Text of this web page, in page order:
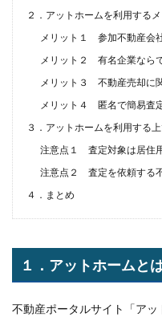
２．アットホームを利用するメ
メリット１ 参加不動産会
メリット２ 有名企業なら
メリット３ 不動産売却に
メリット４ 匿名で簡易査
３．アットホームを利用する
注意点１ 査定対象は居住
注意点２ 査定を依頼する
４．まとめ
１．アットホームと
不動産ポータルサイト「ア